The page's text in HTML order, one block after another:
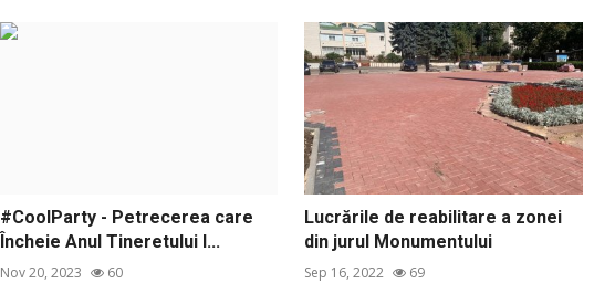
#CoolParty - Petrecerea care
Încheie Anul Tineretului l...
Nov 20, 2023 60
Lucrările de reabilitare a zonei
din jurul Monumentului
Sep 16, 2022 69